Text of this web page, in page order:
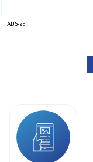
ADS-28